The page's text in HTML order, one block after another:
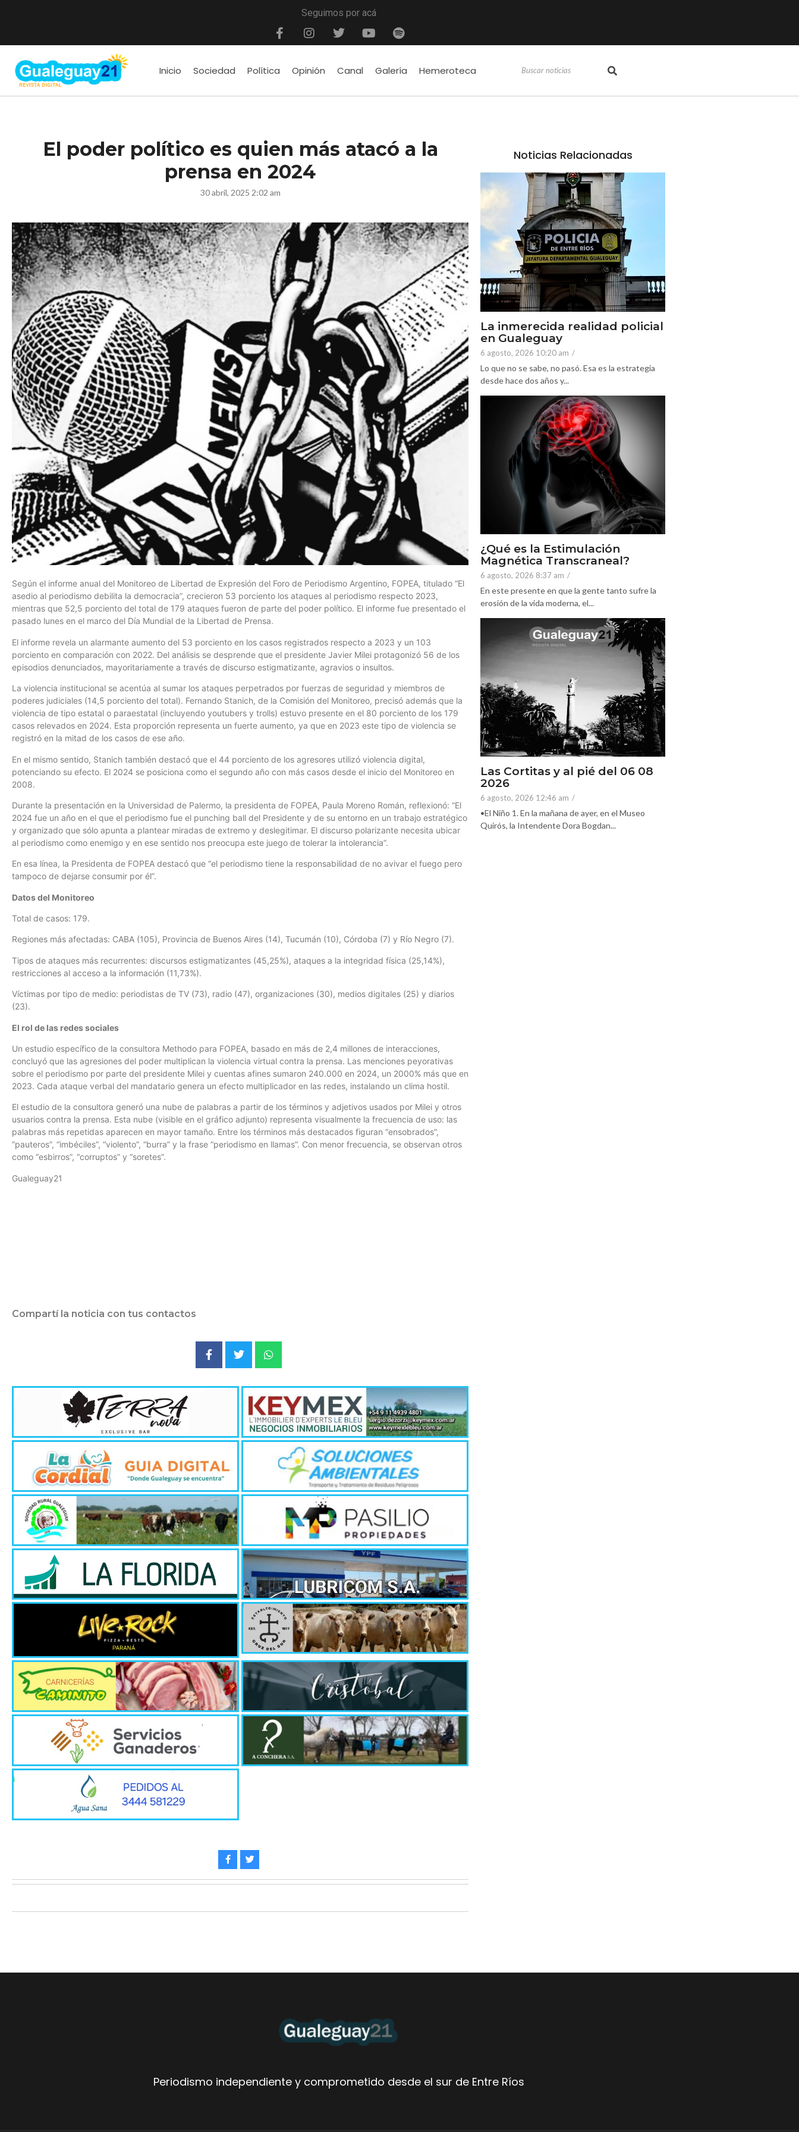
Seguimos por acá
Inicio Sociedad Política Opinión Canal Galería Hemeroteca
El poder político es quien más atacó a la
prensa en 2024
30 abril, 2025 2:02 am
Según el informe anual del Monitoreo de Libertad de Expresión del Foro de Periodismo Argentino, FOPEA, titulado “El
asedio al periodismo debilita la democracia”, crecieron 53 porciento los ataques al periodismo respecto 2023,
mientras que 52,5 porciento del total de 179 ataques fueron de parte del poder político. El informe fue presentado el
pasado lunes en el marco del Día Mundial de la Libertad de Prensa.
El informe revela un alarmante aumento del 53 porciento en los casos registrados respecto a 2023 y un 103
porciento en comparación con 2022. Del análisis se desprende que el presidente Javier Milei protagonizó 56 de los
episodios denunciados, mayoritariamente a través de discurso estigmatizante, agravios o insultos.
La violencia institucional se acentúa al sumar los ataques perpetrados por fuerzas de seguridad y miembros de
poderes judiciales (14,5 porciento del total). Fernando Stanich, de la Comisión del Monitoreo, precisó además que la
violencia de tipo estatal o paraestatal (incluyendo youtubers y trolls) estuvo presente en el 80 porciento de los 179
casos relevados en 2024. Esta proporción representa un fuerte aumento, ya que en 2023 este tipo de violencia se
registró en la mitad de los casos de ese año.
En el mismo sentido, Stanich también destacó que el 44 porciento de los agresores utilizó violencia digital,
potenciando su efecto. El 2024 se posiciona como el segundo año con más casos desde el inicio del Monitoreo en
2008.
Durante la presentación en la Universidad de Palermo, la presidenta de FOPEA, Paula Moreno Román, reflexionó: “El
2024 fue un año en el que el periodismo fue el punching ball del Presidente y de su entorno en un trabajo estratégico
y organizado que sólo apunta a plantear miradas de extremo y deslegitimar. El discurso polarizante necesita ubicar
al periodismo como enemigo y en ese sentido nos preocupa este juego de tolerar la intolerancia”.
En esa línea, la Presidenta de FOPEA destacó que “el periodismo tiene la responsabilidad de no avivar el fuego pero
tampoco de dejarse consumir por él”.
Datos del Monitoreo
Total de casos: 179.
Regiones más afectadas: CABA (105), Provincia de Buenos Aires (14), Tucumán (10), Córdoba (7) y Río Negro (7).
Tipos de ataques más recurrentes: discursos estigmatizantes (45,25%), ataques a la integridad física (25,14%),
restricciones al acceso a la información (11,73%).
Víctimas por tipo de medio: periodistas de TV (73), radio (47), organizaciones (30), medios digitales (25) y diarios
(23).
El rol de las redes sociales
Un estudio específico de la consultora Methodo para FOPEA, basado en más de 2,4 millones de interacciones,
concluyó que las agresiones del poder multiplican la violencia virtual contra la prensa. Las menciones peyorativas
sobre el periodismo por parte del presidente Milei y cuentas afines sumaron 240.000 en 2024, un 2000% más que en
2023. Cada ataque verbal del mandatario genera un efecto multiplicador en las redes, instalando un clima hostil.
El estudio de la consultora generó una nube de palabras a partir de los términos y adjetivos usados por Milei y otros
usuarios contra la prensa. Esta nube (visible en el gráfico adjunto) representa visualmente la frecuencia de uso: las
palabras más repetidas aparecen en mayor tamaño. Entre los términos más destacados figuran “ensobrados”,
“pauteros”, “imbéciles”, “violento”, “burra” y la frase “periodismo en llamas”. Con menor frecuencia, se observan otros
como “esbirros”, “corruptos” y “soretes”.
Gualeguay21
Compartí la noticia con tus contactos
Noticias Relacionadas
La inmerecida realidad policial
en Gualeguay
6 agosto, 2026 10:20 am /
Lo que no se sabe, no pasó. Esa es la estrategia
desde hace dos años y...
¿Qué es la Estimulación
Magnética Transcraneal?
6 agosto, 2026 8:37 am /
En este presente en que la gente tanto sufre la
erosión de la vida moderna, el...
Las Cortitas y al pié del 06 08
2026
6 agosto, 2026 12:46 am /
•El Niño 1. En la mañana de ayer, en el Museo
Quirós, la Intendente Dora Bogdan...
Periodismo independiente y comprometido desde el sur de Entre Ríos